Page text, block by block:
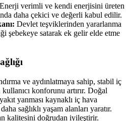
Enerji verimli ve kendi enerjisini üreten
daha çekici ve değerli kabul edilir.
Devlet teşviklerinden yararlanma
şebekeye satarak ek gelir elde etme
ve aydınlatmaya sahip, stabil iç
kullanıcı konforunu artırır. Doğal
yanması kaynaklı iç hava
sağlıklı yaşam alanları yaratır.
kalitesini doğrudan iyileştirir.